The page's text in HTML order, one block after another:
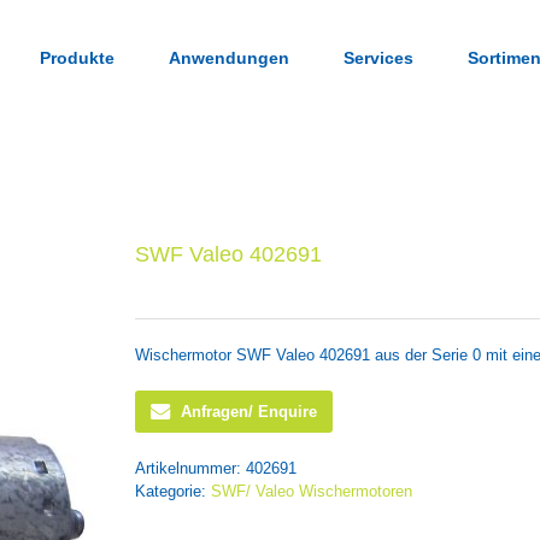
Produkte Anwendungen Services
SWF Valeo 402691
Wischermotor SWF Valeo 402691 aus der Serie 0 mit
Anfragen/ Enquire
Artikelnummer: 402691
Kategorie: SWF/ Valeo Wischermotoren